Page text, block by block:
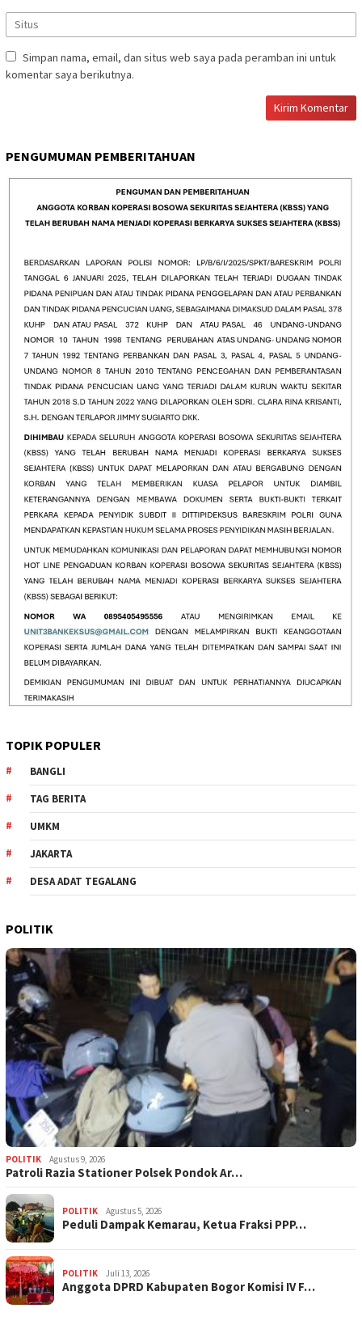
Simpan nama, email, dan situs web saya pada peramban ini untuk
komentar saya berikutnya.
PENGUMUMAN PEMBERITAHUAN
TOPIK POPULER
BANGLI
TAG BERITA
UMKM
JAKARTA
DESA ADAT TEGALANG
POLITIK
POLITIK Agustus 9, 2026
Patroli Razia Stationer Polsek Pondok Ar…
POLITIK Agustus 5, 2026
‎Peduli Dampak Kemarau, Ketua Fraksi PPP…
POLITIK Juli 13, 2026
Anggota DPRD Kabupaten Bogor Komisi IV F…